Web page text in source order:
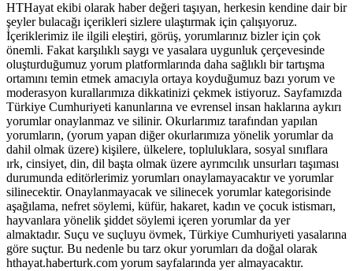
HTHayat ekibi olarak haber değeri taşıyan, herkesin kendine dair bir
şeyler bulacağı içerikleri sizlere ulaştırmak için çalışıyoruz.
İçeriklerimiz ile ilgili eleştiri, görüş, yorumlarınız bizler için çok
önemli. Fakat karşılıklı saygı ve yasalara uygunluk çerçevesinde
oluşturduğumuz yorum platformlarında daha sağlıklı bir tartışma
ortamını temin etmek amacıyla ortaya koyduğumuz bazı yorum ve
moderasyon kurallarımıza dikkatinizi çekmek istiyoruz. Sayfamızda
Türkiye Cumhuriyeti kanunlarına ve evrensel insan haklarına aykırı
yorumlar onaylanmaz ve silinir. Okurlarımız tarafından yapılan
yorumların, (yorum yapan diğer okurlarımıza yönelik yorumlar da
dahil olmak üzere) kişilere, ülkelere, topluluklara, sosyal sınıflara
ırk, cinsiyet, din, dil başta olmak üzere ayrımcılık unsurları taşıması
durumunda editörlerimiz yorumları onaylamayacaktır ve yorumlar
silinecektir. Onaylanmayacak ve silinecek yorumlar kategorisinde
aşağılama, nefret söylemi, küfür, hakaret, kadın ve çocuk istismarı,
hayvanlara yönelik şiddet söylemi içeren yorumlar da yer
almaktadır. Suçu ve suçluyu övmek, Türkiye Cumhuriyeti yasalarına
göre suçtur. Bu nedenle bu tarz okur yorumları da doğal olarak
hthayat.haberturk.com yorum sayfalarında yer almayacaktır.